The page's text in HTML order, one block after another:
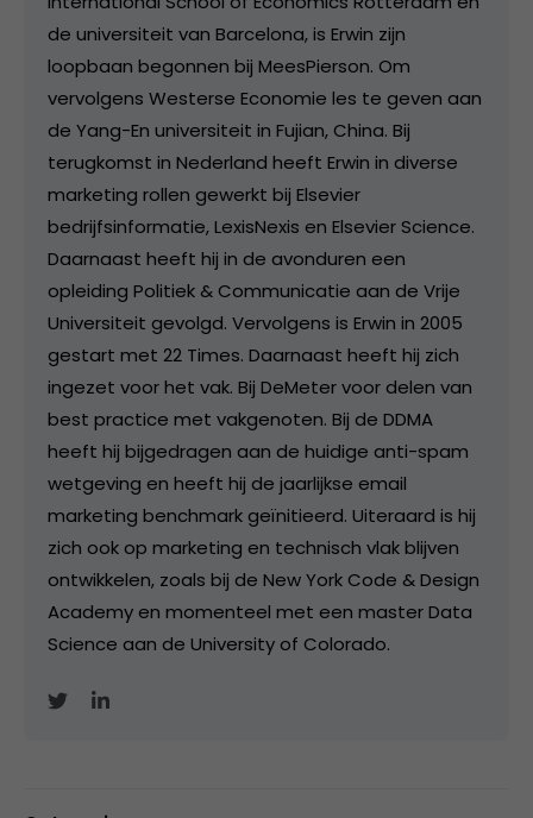
de universiteit van Barcelona, is Erwin zijn
loopbaan begonnen bij MeesPierson. Om
vervolgens Westerse Economie les te geven aan
de Yang-En universiteit in Fujian, China. Bij
terugkomst in Nederland heeft Erwin in diverse
marketing rollen gewerkt bij Elsevier
bedrijfsinformatie, LexisNexis en Elsevier Science.
Daarnaast heeft hij in de avonduren een
opleiding Politiek & Communicatie aan de Vrije
Universiteit gevolgd. Vervolgens is Erwin in 2005
gestart met 22 Times. Daarnaast heeft hij zich
ingezet voor het vak. Bij DeMeter voor delen van
best practice met vakgenoten. Bij de DDMA
heeft hij bijgedragen aan de huidige anti-spam
wetgeving en heeft hij de jaarlijkse email
marketing benchmark geïnitieerd. Uiteraard is hij
zich ook op marketing en technisch vlak blijven
ontwikkelen, zoals bij de New York Code & Design
Academy en momenteel met een master Data
Science aan de University of Colorado.